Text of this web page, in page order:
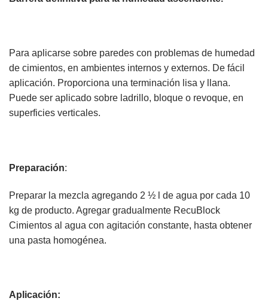
Para aplicarse sobre paredes con problemas de humedad
de cimientos, en ambientes internos y externos. De fácil
aplicación. Proporciona una terminación lisa y llana.
Puede ser aplicado sobre ladrillo, bloque o revoque, en
superficies verticales.
Preparación:
Preparar la mezcla agregando 2 ½ l de agua por cada 10
kg de producto. Agregar gradualmente RecuBlock
Cimientos al agua con agitación constante, hasta obtener
una pasta homogénea.
Aplicación: